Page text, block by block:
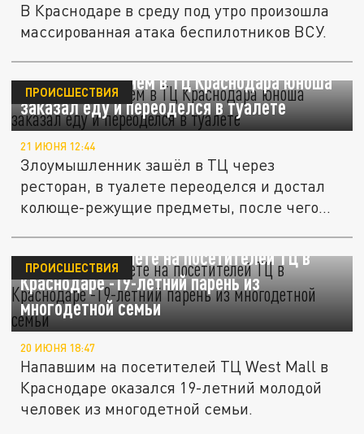
В Краснодаре в среду под утро произошла
массированная атака беспилотников ВСУ.
Перед нападением в ТЦ Краснодара юноша
заказал еду и переоделся в туалете
ПРОИСШЕСТВИЯ
21 ИЮНЯ 12:44
Злоумышленник зашёл в ТЦ через
ресторан, в туалете переоделся и достал
колюще-режущие предметы, после чего...
Напавший с мачете на посетителей ТЦ в
Краснодаре -19-летний парень из
многодетной семьи
ПРОИСШЕСТВИЯ
20 ИЮНЯ 18:47
Напавшим на посетителей ТЦ West Mall в
Краснодаре оказался 19-летний молодой
человек из многодетной семьи.